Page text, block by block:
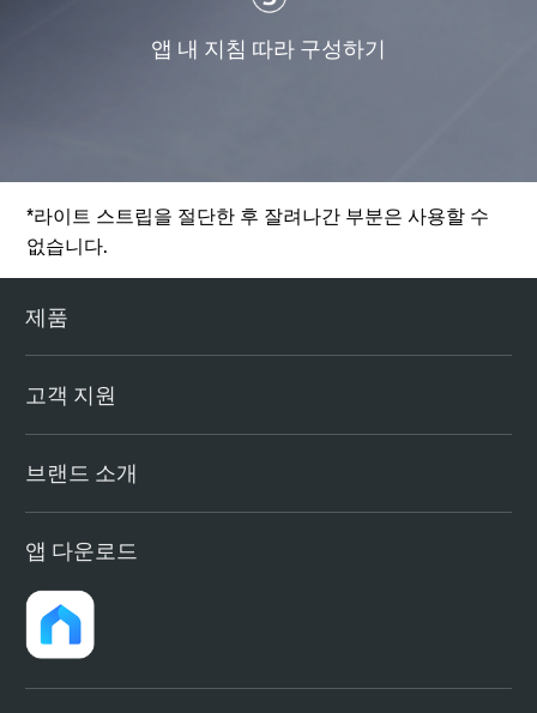
앱 내 지침 따라 구성하기
*라이트 스트립을 절단한 후 잘려나간 부분은 사용할 수
없습니다.
제품
고객 지원
브랜드 소개
앱 다운로드